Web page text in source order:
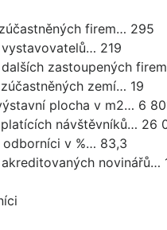
firem… 295
219
zastoupených
zemí… 19
plocha v m2… 6
návštěvníků… 26
odborníci v %… 83,3
novinářů…